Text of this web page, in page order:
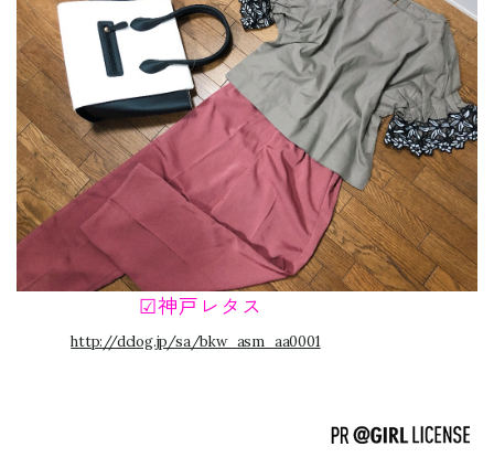
☑︎神戸レタス
http://dclog.jp/sa/bkw_asm_aa0001